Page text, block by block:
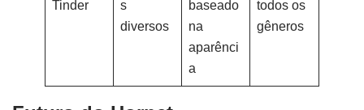
Tinder
s
diversos
baseado
na
aparênci
a
todos os
gêneros